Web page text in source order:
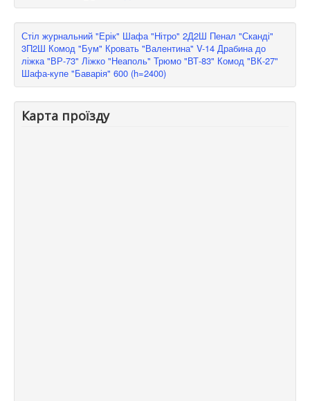
Стіл журнальний "Ерік" Шафа "Нітро" 2Д2Ш Пенал "Сканді"
3П2Ш Комод "Бум" Кровать "Валентина" V-14 Драбина до
ліжка "ВР-73" Ліжко "Неаполь" Трюмо "ВТ-83" Комод "ВК-27"
Шафа-купе "Баварія" 600 (h=2400)
Карта проїзду